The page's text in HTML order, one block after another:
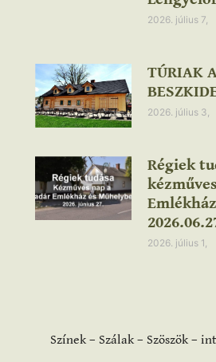
2026. július 7,
TÚRIAK
2026. július 3,
Régiek
2026. július 1,
Színek – Szálak – Szöszök –